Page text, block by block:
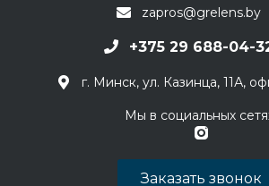
zapros@grelens.by
+375 29 688-04-
г. Минск, ул. Казинца, 11А,
Мы в социальных
Заказать звонок